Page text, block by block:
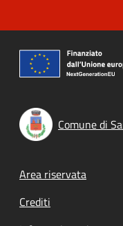
Comune di
Footer menu
Area riservata
Crediti